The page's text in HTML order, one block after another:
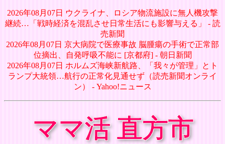
2026年08月07日 ウクライナ、ロシア物流施設に無人機攻撃
継続…「戦時経済を混乱させ日常生活にも影響与える」 - 読
売新聞
2026年08月07日 京大病院で医療事故 脳腫瘍の手術で正常部
位摘出、自発呼吸不能に [京都府] - 朝日新聞
2026年08月07日 ホルムズ海峡新航路、「我々が管理」とト
ランプ大統領…航行の正常化見通せず（読売新聞オンライ
ン） - Yahoo!ニュース
ママ活 直方市